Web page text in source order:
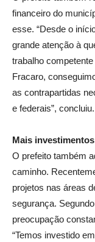
financeiro do
esse. “Desde o
grande atenção à
trabalho
Fracaro,
as contrapartidas
e federais”, concluiu.
Mais
O prefeito também
caminho.
projetos nas áreas
segurança.
preocupação
“Temos investido